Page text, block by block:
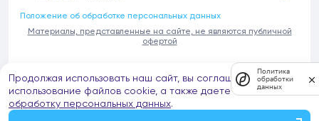
Положение об обработке персональных данных
Материалы, представленные на сайте, не являются публичной
офертой
В связи с участившимися случаями предложений частных услуг от
имени компании Донстрой (проведения ремонтов, продажи
отделочных материалов и т.п.), обращаем внимание на то, что
компания Донстрой не оказывает таких услуг, не имеет
представительств такого профиля и не обращается к частным
Продолжая использовать наш сайт, вы соглашаетесь на
использование файлов cookie, а также даете согласие на
обработку персональных данных.
Политика
обработки
данных